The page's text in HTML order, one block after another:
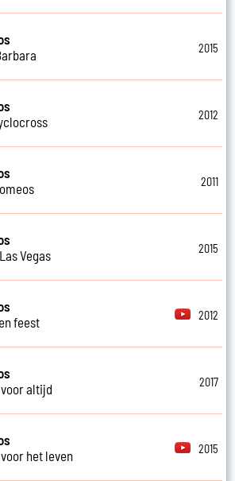
2015
2012
2011
Vegas
2015
feest
2012
altijd
2017
het leven
2015